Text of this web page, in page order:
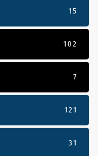
15
102
7
121
31